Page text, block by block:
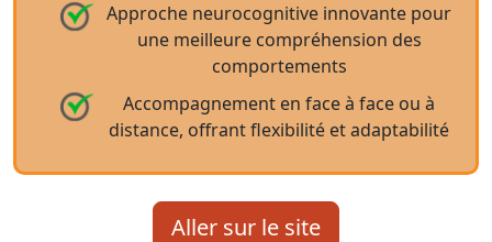
Approche neurocognitive innovante pour
une meilleure compréhension des
comportements
Accompagnement en face à face ou à
distance, offrant flexibilité et adaptabilité
Aller sur le site